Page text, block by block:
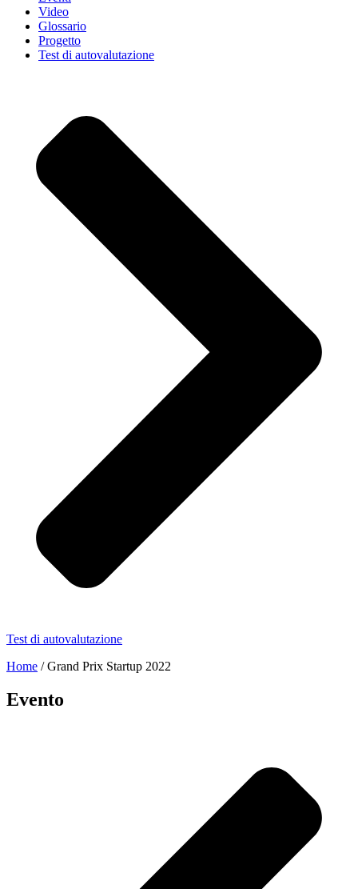
Video
Glossario
Progetto
Test di autovalutazione
Test di autovalutazione
Home /Grand Prix Startup 2022
Evento